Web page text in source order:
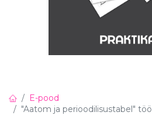
E-pood
"Aatom ja perioodilisustabel"